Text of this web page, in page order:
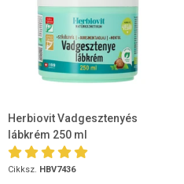
Herbiovit Vadgesztenyés
lábkrém 250 ml
Cikksz. HBV7436